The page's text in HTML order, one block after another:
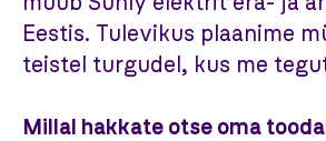
Eestis. Tulevikus plaanime
teistel turgudel, kus me
Millal hakkate otse oma